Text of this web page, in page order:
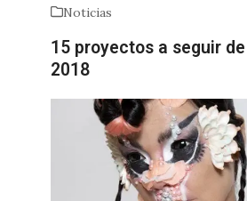
Noticias
15 proyectos a seguir
2018